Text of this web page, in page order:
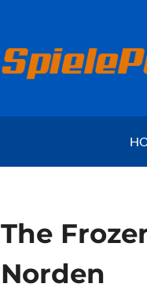
The
Norden